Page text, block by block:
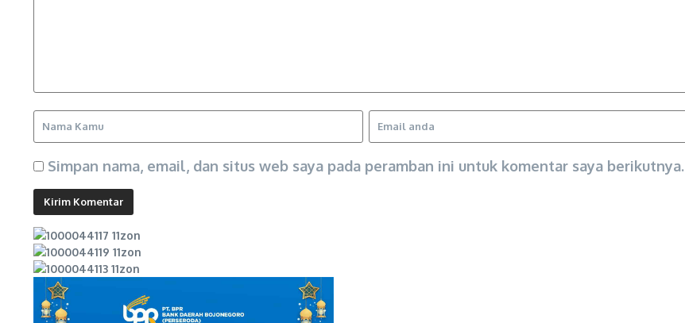
Simpan nama, email, dan situs web saya pada peramban ini untuk komentar saya berikutnya.